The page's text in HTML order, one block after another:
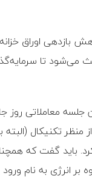
بازدهی اوراق
می‌شود تا
تکنیکال (البته
باید گفت که
بر انرژی به نام